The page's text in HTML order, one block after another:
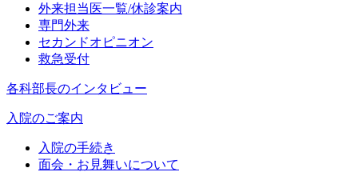
外来担当医一覧/休診案内
専門外来
セカンドオピニオン
救急受付
各科部長のインタビュー
入院のご案内
入院の手続き
面会・お見舞いについて